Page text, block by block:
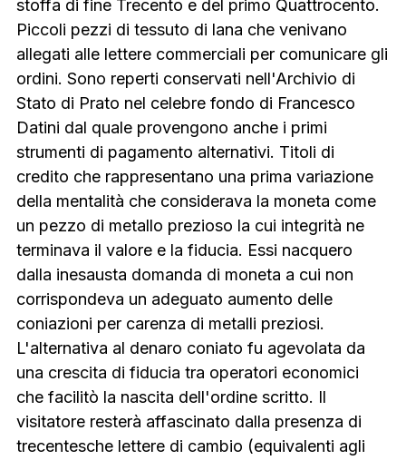
stoffa di fine Trecento e del primo Quattrocento.
Piccoli pezzi di tessuto di lana che venivano
allegati alle lettere commerciali per comunicare gli
ordini. Sono reperti conservati nell'Archivio di
Stato di Prato nel celebre fondo di Francesco
Datini dal quale provengono anche i primi
strumenti di pagamento alternativi. Titoli di
credito che rappresentano una prima variazione
della mentalità che considerava la moneta come
un pezzo di metallo prezioso la cui integrità ne
terminava il valore e la fiducia. Essi nacquero
dalla inesausta domanda di moneta a cui non
corrispondeva un adeguato aumento delle
coniazioni per carenza di metalli preziosi.
L'alternativa al denaro coniato fu agevolata da
una crescita di fiducia tra operatori economici
che facilitò la nascita dell'ordine scritto. Il
visitatore resterà affascinato dalla presenza di
trecentesche lettere di cambio (equivalenti agli